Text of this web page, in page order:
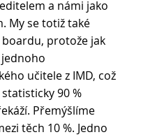
a námi jako
My se totiž také
protože jak
učitele z IMD, což
90 %
Přemýšlíme
těch 10 %. Jedno